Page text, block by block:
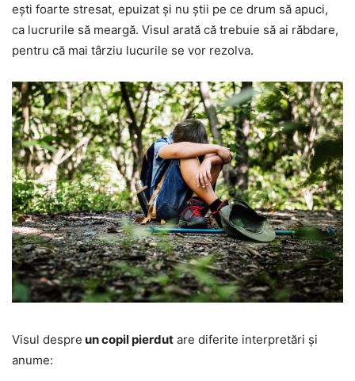
ești foarte stresat, epuizat și nu știi pe ce drum să apuci,
ca lucrurile să meargă. Visul arată că trebuie să ai răbdare,
pentru că mai târziu lucurile se vor rezolva.
Visul despre un copil pierdut are diferite interpretări și
anume: